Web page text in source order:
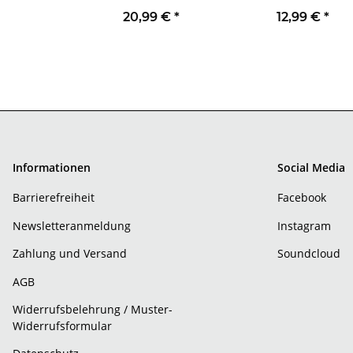
20,99 € *
12,99 € *
Informationen
Barrierefreiheit
Newsletteranmeldung
Zahlung und Versand
AGB
Widerrufsbelehrung / Muster-
Widerrufsformular
Social Media
Facebook
Instagram
Soundcloud